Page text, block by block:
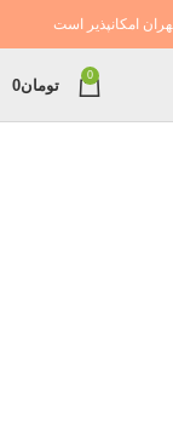
امکانپذیر است
0
تومان0